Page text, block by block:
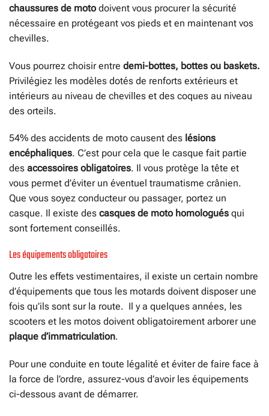
chaussures de moto doivent vous procurer la sécurité
nécessaire en protégeant vos pieds et en maintenant vos
chevilles.
Vous pourrez choisir entre demi-bottes, bottes ou baskets.
Privilégiez les modèles dotés de renforts extérieurs et
intérieurs au niveau de chevilles et des coques au niveau
des orteils.
54% des accidents de moto causent des lésions
encéphaliques. C’est pour cela que le casque fait partie
des accessoires obligatoires. Il vous protège la tête et
vous permet d’éviter un éventuel traumatisme crânien.
Que vous soyez conducteur ou passager, portez un
casque. Il existe des casques de moto homologués qui
sont fortement conseillés.
Les équipements obligatoires
Outre les effets vestimentaires, il existe un certain nombre
d’équipements que tous les motards doivent disposer une
fois qu’ils sont sur la route. Il y a quelques années, les
scooters et les motos doivent obligatoirement arborer une
plaque d’immatriculation.
Pour une conduite en toute légalité et éviter de faire face à
la force de l’ordre, assurez-vous d’avoir les équipements
ci-dessous avant de démarrer.